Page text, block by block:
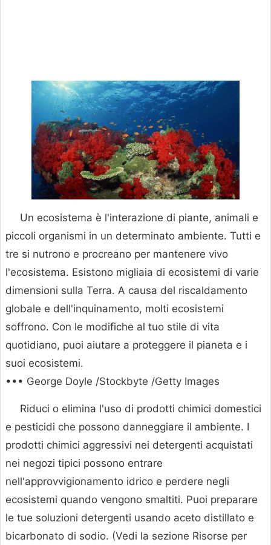
Un ecosistema è l'interazione di piante, animali e
piccoli organismi in un determinato ambiente. Tutti e
tre si nutrono e procreano per mantenere vivo
l'ecosistema. Esistono migliaia di ecosistemi di varie
dimensioni sulla Terra. A causa del riscaldamento
globale e dell'inquinamento, molti ecosistemi
soffrono. Con le modifiche al tuo stile di vita
quotidiano, puoi aiutare a proteggere il pianeta e i
suoi ecosistemi.
••• George Doyle /Stockbyte /Getty Images
Riduci o elimina l'uso di prodotti chimici domestici
e pesticidi che possono danneggiare il ambiente. I
prodotti chimici aggressivi nei detergenti acquistati
nei negozi tipici possono entrare
nell'approvvigionamento idrico e perdere negli
ecosistemi quando vengono smaltiti. Puoi preparare
le tue soluzioni detergenti usando aceto distillato e
bicarbonato di sodio. (Vedi la sezione Risorse per